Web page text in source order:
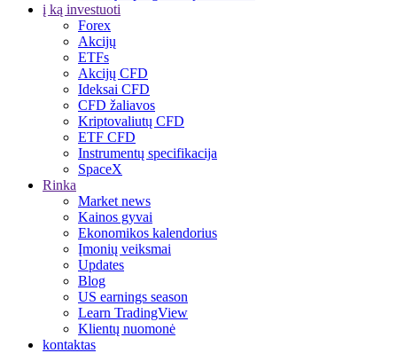
į ką investuoti
Forex
Akcijų
ETFs
Akcijų CFD
Ideksai CFD
CFD žaliavos
Kriptovaliutų CFD
ETF CFD
Instrumentų specifikacija
SpaceX
Rinka
Market news
Kainos gyvai
Ekonomikos kalendorius
Įmonių veiksmai
Updates
Blog
US earnings season
Learn TradingView
Klientų nuomonė
kontaktas